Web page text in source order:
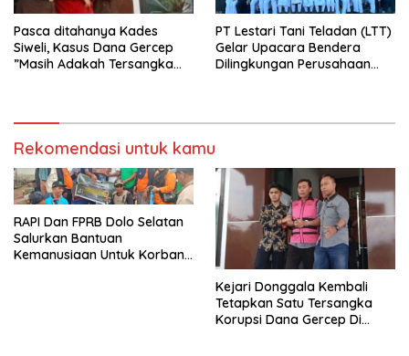
Pasca ditahanya Kades
Siweli, Kasus Dana Gercep
”Masih Adakah Tersangka
PT Lestari Tani Teladan (LTT)
Gelar Upacara Bendera
Dilingkungan Perusahaan
Rekomendasi untuk kamu
RAPI Dan FPRB Dolo Selatan
Salurkan Bantuan
Kemanusiaan Untuk Korban
Kejari Donggala Kembali
Tetapkan Satu Tersangka
Korupsi Dana Gercep Di